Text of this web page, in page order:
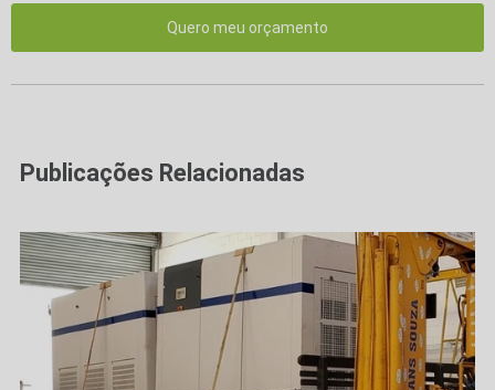
Quero meu orçamento
Publicações Relacionadas